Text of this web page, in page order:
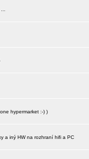
hypermarket :-) )
a iný HW na rozhraní hifi a PC